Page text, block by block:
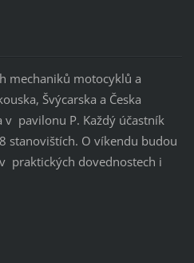
mechaniků motocyklů a
Švýcarska a Česka
pavilonu P. Každý účastník
stanovištích. O víkendu budou
praktických dovednostech i